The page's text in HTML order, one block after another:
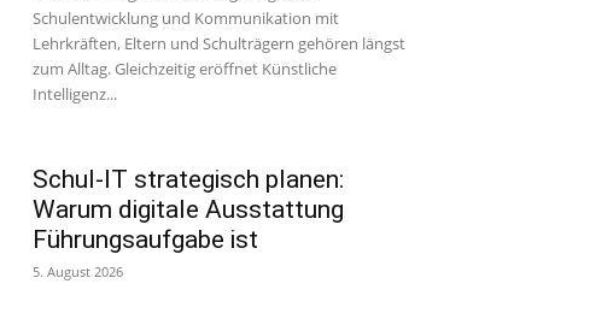
Schulentwicklung und Kommunikation mit
Lehrkräften, Eltern und Schulträgern gehören längst
zum Alltag. Gleichzeitig eröffnet Künstliche
Intelligenz...
Schul-IT strategisch planen:
Warum digitale Ausstattung
Führungsaufgabe ist
5. August 2026